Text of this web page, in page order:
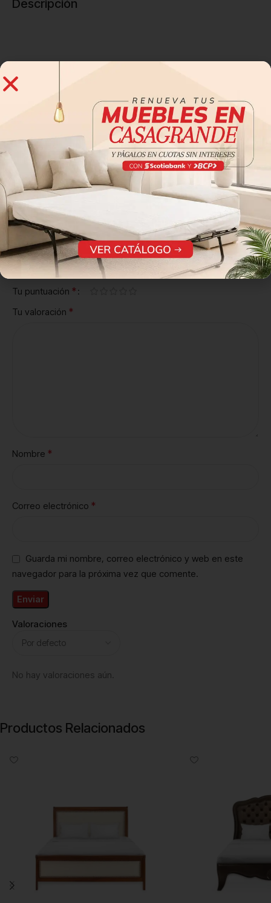
Descripción
Reseña de clientes
0 reseñas
0
0
0
0
Valoraciones
No hay valoraciones aún.
Sé el primero en valorar “CAMA CLERMONT QUEEN CCA”
Tu dirección de correo electrónico no será publicada.
Los
campos obligatorios están marcados con
Tu puntuación *
Tu valoración *
Nombre *
Correo electrónico *
Guarda mi nombre, correo electrónico y web en este
navegador para la próxima vez que comente.
Productos Relacionados